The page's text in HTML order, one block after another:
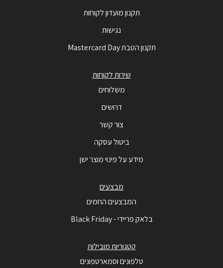
תקנון מועדון לקוחות
נגישות
תקנון הטבת Mastercard Day
שירות לקוחות
משלוחים
דרושים
צור קשר
ביטול עסקה
מידע על פינוי מוצר ישן
מבצעים
המבצעים החמים
בלאק פריידי - Black Friday
קטגוריות מובילות
טלפונים וסמארטפונים